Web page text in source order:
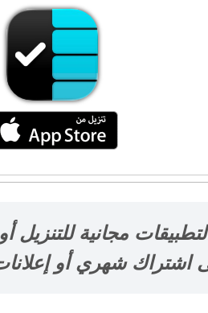
مجانية للتنزيل
اشتراك شهري أو